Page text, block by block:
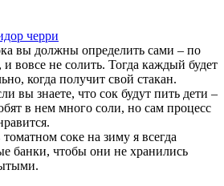
вы должны определить сами – по
вовсе не солить. Тогда каждый будет
когда получит свой стакан.
вы знаете, что сок будут пить дети –
в нем много соли, но сам процесс
соке на зиму я всегда
банки, чтобы они не хранились